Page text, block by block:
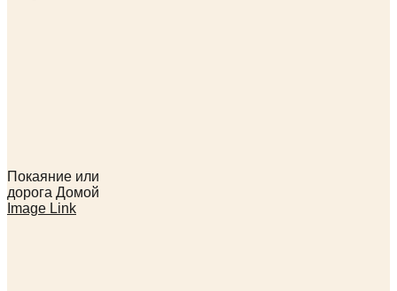
Покаяние или
дорога Домой
Image Link